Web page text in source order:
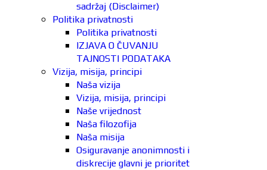
sadržaj (Disclaimer)
Politika privatnosti
Politika privatnosti
IZJAVA O ČUVANJU
TAJNOSTI PODATAKA
Vizija, misija, principi
Naša vizija
Vizija, misija, principi
Naše vrijednost
Naša filozofija
Naša misija
Osiguravanje anonimnosti i
diskrecije glavni je prioritet